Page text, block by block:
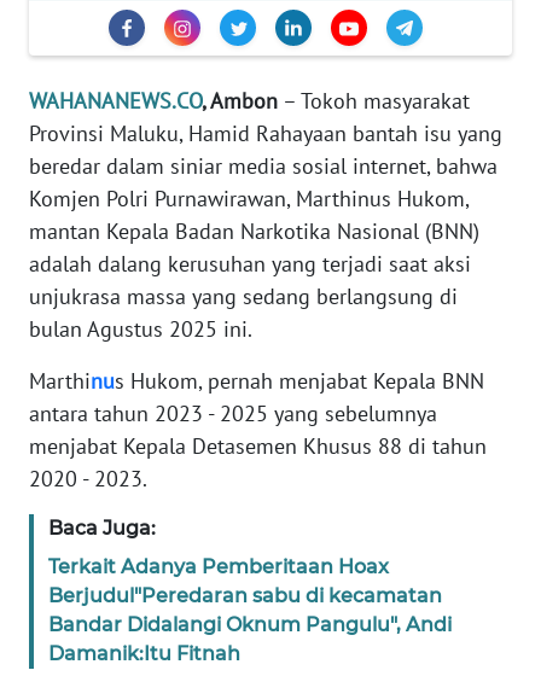
WAHANANEWS.CO, Ambon – Tokoh masyarakat
Provinsi Maluku, Hamid Rahayaan bantah isu yang
beredar dalam siniar media sosial internet, bahwa
Komjen Polri Purnawirawan, Marthinus Hukom,
mantan Kepala Badan Narkotika Nasional (BNN)
adalah dalang kerusuhan yang terjadi saat aksi
unjukrasa massa yang sedang berlangsung di
bulan Agustus 2025 ini.
Marthinus Hukom, pernah menjabat Kepala BNN
antara tahun 2023 - 2025 yang sebelumnya
menjabat Kepala Detasemen Khusus 88 di tahun
2020 - 2023.
Baca Juga:
Terkait Adanya Pemberitaan Hoax
Berjudul"Peredaran sabu di kecamatan
Bandar Didalangi Oknum Pangulu", Andi
Damanik:Itu Fitnah
EDITORIAL
INDEKS
BERITA
KONTAK
INFO
IKLAN
KAMI
PEDOMAN
MEDIA
SIBER
REDAKSI